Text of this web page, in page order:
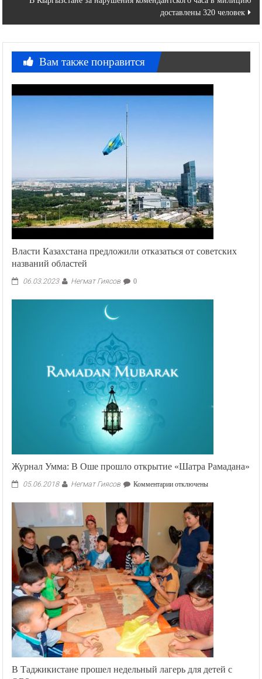
доставлены 320 человек
Вам также понравится
Власти Казахстана предложили отказаться от советских
названий областей
06.03.2023 Негмат Гиясов 0
Журнал Умма: В Оше прошло открытие «Шатра Рамадана»
05.06.2018 Негмат Гиясов Комментариик
Журнал
Умма:
В
Оше
прошло
открытие
«Шатра
Рамадана»
отключены
В Таджикистане прошел недельный лагерь для детей с